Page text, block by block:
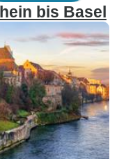
bis Basel